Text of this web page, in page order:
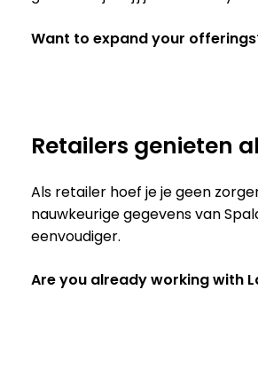
Want to expand your
Retailers genieten
Als retailer hoef je je geen
nauwkeurige gegevens van
eenvoudiger.
Are you already working with